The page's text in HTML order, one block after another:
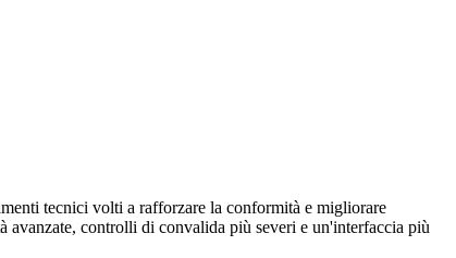
tecnici volti a rafforzare la conformità e migliorare
avanzate, controlli di convalida più severi e un'interfaccia più